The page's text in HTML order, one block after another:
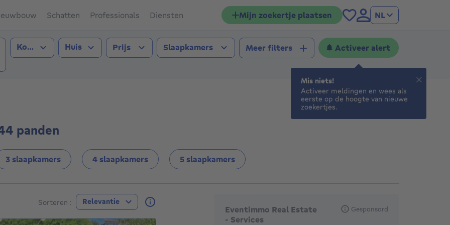
Schatten Professionals Diensten Mijn zoekertje plaatsen NL
(1140))
Type transactie
Kopen Type pand
Huis Prijs Slaapkamers Meer filters Activeer alert
panden
3 slaapkamers 4 slaapkamers 5 slaapkamers
Sorteren : Relevantie Aanbevolen agentschappen
Eventimmo Real Estate
- Services
Gesponsord
Mis niets!
Activeer meldingen en wees als
eerste op de hoogte van nieuwe
zoekertjes.